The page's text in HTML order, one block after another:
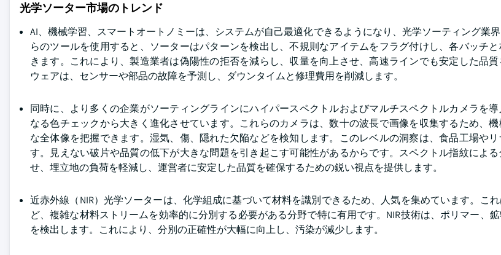
光学ソーター市場のトレンド
AI、機械学習、スマートオートノミーは、システムが自己最適化できるようになり、光学ソーティング業
らのツールを使用すると、ソーターはパターンを検出し、不規則なアイテムをフラグ付けし、各バッチ
きます。これにより、製造業者は偽陽性の拒否を減らし、収量を向上させ、高速ラインでも安定した品
ウェアは、センサーや部品の故障を予測し、ダウンタイムと修理費用を削減します。
同時に、より多くの企業がソーティングラインにハイパースペクトルおよびマルチスペクトルカメラを
なる色チェックから大きく進化させています。これらのカメラは、数十の波長で画像を収集するため、
な全体像を把握できます。湿気、傷、隠れた欠陥などを検知します。このレベルの洞察は、食品工場や
す。見えない破片や品質の低下が大きな問題を引き起こす可能性があるからです。スペクトル指紋によ
せ、埋立地の負荷を軽減し、運営者に安定した品質を確保するための鋭い視点を提供します。
近赤外線（NIR）光学ソーターは、化学組成に基づいて材料を識別できるため、人気を集めています。こ
ど、複雑な材料ストリームを効率的に分別する必要がある分野で特に有用です。NIR技術は、ポリマー、
を検出します。これにより、分別の正確性が大幅に向上し、汚染が減少します。